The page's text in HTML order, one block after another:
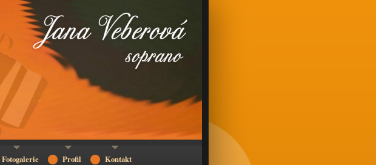
Fotogalerie Profil Kontakt